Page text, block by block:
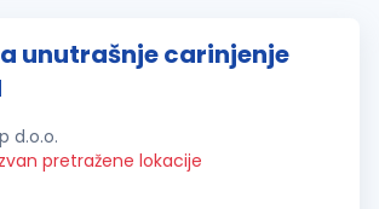
unutrašnje carinjenje
d.o.o.
pretražene lokacije